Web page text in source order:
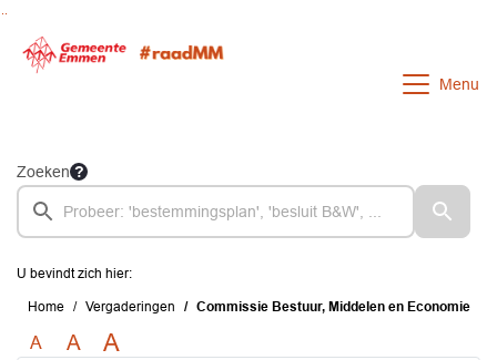
Menu
Zoeken
U bevindt zich hier:
Home Vergaderingen Commissie Bestuur, Middelen en Economie
A A A